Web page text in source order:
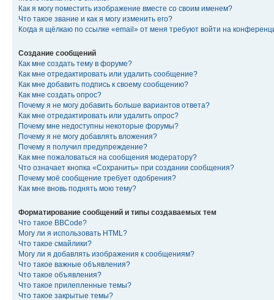
Как я могу поместить изображение вместе со своим именем?
Что такое звание и как я могу изменить его?
Когда я щёлкаю по ссылке «email» от меня требуют войти на
Создание сообщений
Как мне создать тему в форуме?
Как мне отредактировать или удалить сообщение?
Как мне добавить подпись к своему сообщению?
Как мне создать опрос?
Почему я не могу добавить больше вариантов ответа?
Как мне отредактировать или удалить опрос?
Почему мне недоступны некоторые форумы?
Почему я не могу добавлять вложения?
Почему я получил предупреждение?
Как мне пожаловаться на сообщения модератору?
Что означает кнопка «Сохранить» при создании сообщения?
Почему моё сообщение требует одобрения?
Как мне вновь поднять мою тему?
Форматирование сообщений и типы создаваемых тем
Что такое BBCode?
Могу ли я использовать HTML?
Что такое смайлики?
Могу ли я добавлять изображения к сообщениям?
Что такое важные объявления?
Что такое объявления?
Что такое прилепленные темы?
Что такое закрытые темы?